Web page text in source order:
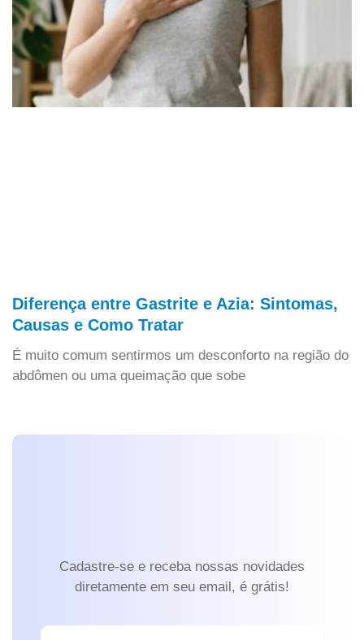
Diferença entre Gastrite e Azia: Sintomas,
Causas e Como Tratar
É muito comum sentirmos um desconforto na região do
abdômen ou uma queimação que sobe
Cadastre-se e receba nossas novidades
diretamente em seu email, é grátis!